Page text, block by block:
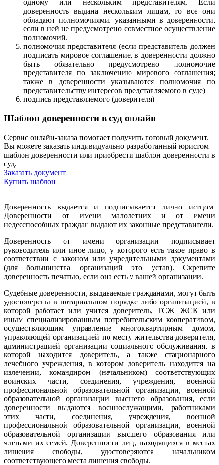
одному или нескольким представителям. Если
доверенность выдана нескольким лицам, то все они
обладают полномочиями, указанными в доверенности,
если в ней не предусмотрено совместное осуществление
полномочий.
полномочия представителя (если представитель должен
подписать мировое соглашение, в доверенности должно
быть обязательно предусмотрено полномочие
представителя по заключению мирового соглашения;
также в доверенности указываются полномочия по
представительству интересов представляемого в суде)
подпись представляемого (доверителя)
Шаблон доверенности в суд онлайн
Сервис онлайн-заказа помогает получить готовый документ.
Вы можете заказать индивидуально разработанный юристом
шаблон доверенности или приобрести шаблон доверенности в
суд.
Заказать документ
Купить шаблон
Доверенность выдается и подписывается лично истцом.
Доверенности от имени малолетних и от имени
недееспособных граждан выдают их законные представители.
Доверенность от имени организации подписывает
руководитель или иное лицо, у которого есть такое право в
соответствии с законом или учредительными документами
(для большинства организаций это устав). Скрепите
доверенность печатью, если она есть у вашей организации.
Судебные доверенности, выдаваемые гражданами, могут быть
удостоверены в нотариальном порядке либо организацией, в
которой работает или учится доверитель, ТСЖ, ЖСК или
иным специализированным потребительским кооперативом,
осуществляющим управление многоквартирным домом,
управляющей организацией по месту жительства доверителя,
администрацией организации социального обслуживания, в
которой находится доверитель, а также стационарного
лечебного учреждения, в котором доверитель находится на
излечении, командиром (начальником) соответствующих
воинских части, соединения, учреждения, военной
профессиональной образовательной организации, военной
образовательной организации высшего образования, если
доверенности выдаются военнослужащими, работниками
этих части, соединения, учреждения, военной
профессиональной образовательной организации, военной
образовательной организации высшего образования или
членами их семей. Доверенности лиц, находящихся в местах
лишения свободы, удостоверяются начальником
соответствующего места лишения свободы.